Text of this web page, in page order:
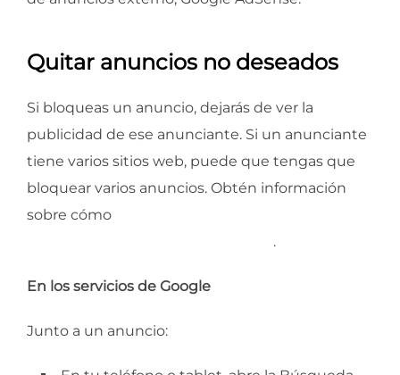
Quitar anuncios no deseados
Si bloqueas un anuncio, dejarás de ver la
publicidad de ese anunciante. Si un anunciante
tiene varios sitios web, puede que tengas que
bloquear varios anuncios. Obtén información
sobre cómo
.
En los servicios de Google
Junto a un anuncio: